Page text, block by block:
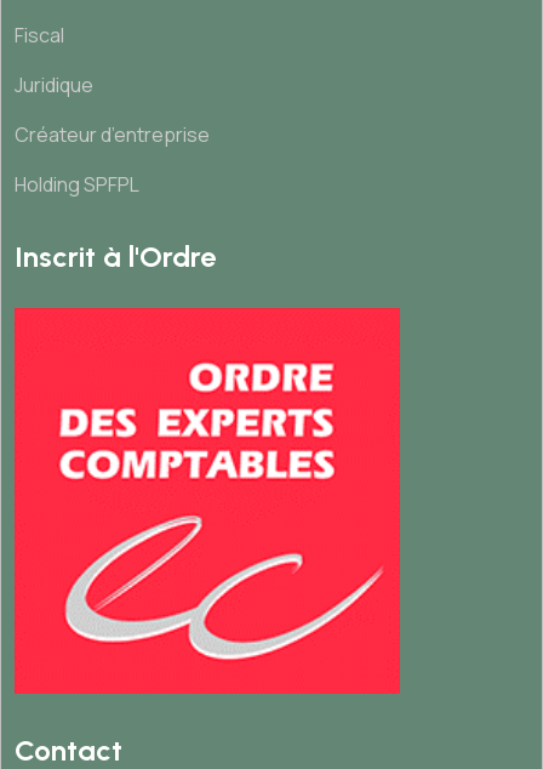
Fiscal
Juridique
Créateur d’entreprise
Holding SPFPL
Inscrit à l'Ordre
Contact